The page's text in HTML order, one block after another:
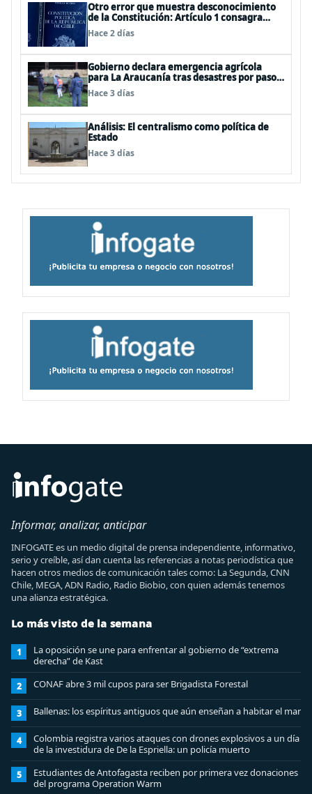
Otro error que muestra desconocimiento
de la Constitución: Artículo 1 consagra
resguardar la seguridad nacional y
proteger a los ciudadanos
Hace 2 días
Gobierno declara emergencia agrícola
para La Araucanía tras desastres por pasos
de sistemas frontales
Hace 3 días
Análisis: El centralismo como política de
Estado
Hace 3 días
Informar, analizar, anticipar
INFOGATE es un medio digital de prensa independiente, informativo,
serio y creíble, así dan cuenta las referencias a notas periodística que
hacen otros medios de comunicación tales como: La Segunda, CNN
Chile, MEGA, ADN Radio, Radio Biobio, con quien además tenemos
una alianza estratégica.
Lo más visto de la semana
1
La oposición se une para enfrentar al gobierno de “extrema
derecha” de Kast
2 CONAF abre 3 mil cupos para ser Brigadista Forestal
3 Ballenas: los espíritus antiguos que aún enseñan a habitar el mar
4
Colombia registra varios ataques con drones explosivos a un día
de la investidura de De la Espriella: un policía muerto
5
Estudiantes de Antofagasta reciben por primera vez donaciones
del programa Operation Warm